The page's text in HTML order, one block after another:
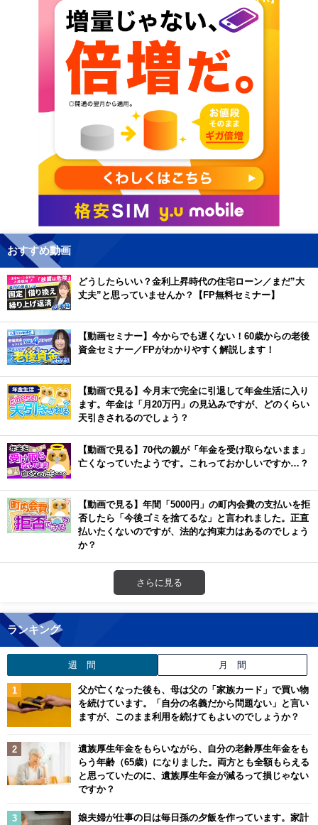
おすすめ動画
どうしたらいい？金利上昇時代の住宅ローン／まだ”大
丈夫”と思っていませんか？【FP無料セミナー】
【動画セミナー】今からでも遅くない！60歳からの老後
資金セミナー／FPがわかりやすく解説します！
【動画で見る】今月末で完全に引退して年金生活に入り
ます。年金は「月20万円」の見込みですが、どのくらい
天引きされるのでしょう？
【動画で見る】70代の親が「年金を受け取らないまま」
亡くなっていたようです。これっておかしいですか…？
【動画で見る】年間「5000円」の町内会費の支払いを拒
否したら「今後ゴミを捨てるな」と言われました。正直
払いたくないのですが、法的な拘束力はあるのでしょう
か？
さらに見る
ランキング
週 間 月 間
父が亡くなった後も、母は父の「家族カード」で買い物
を続けています。「自分の名義だから問題ない」と言い
ますが、このまま利用を続けてもよいのでしょうか？
遺族厚生年金をもらいながら、自分の老齢厚生年金をも
らう年齢（65歳）になりました。両方とも全額もらえる
と思っていたのに、遺族厚生年金が減るって損じゃない
ですか？
娘夫婦が仕事の日は毎日孫の夕飯を作っています。家計